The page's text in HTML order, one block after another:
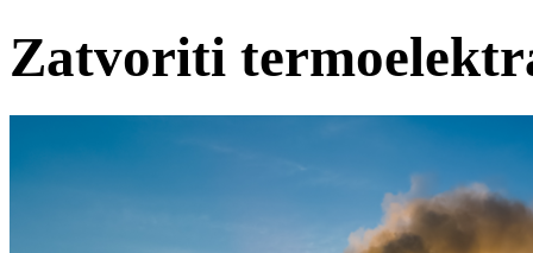
Zatvoriti